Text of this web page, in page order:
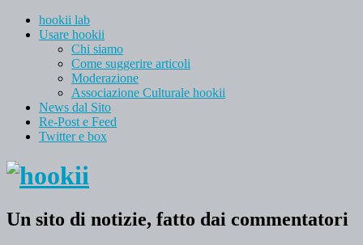
hookii lab
Usare hookii
Chi siamo
Come suggerire articoli
Moderazione
Associazione Culturale hookii
News dal Sito
Re-Post e Feed
Twitter e box
Un sito di notizie, fatto dai commentatori